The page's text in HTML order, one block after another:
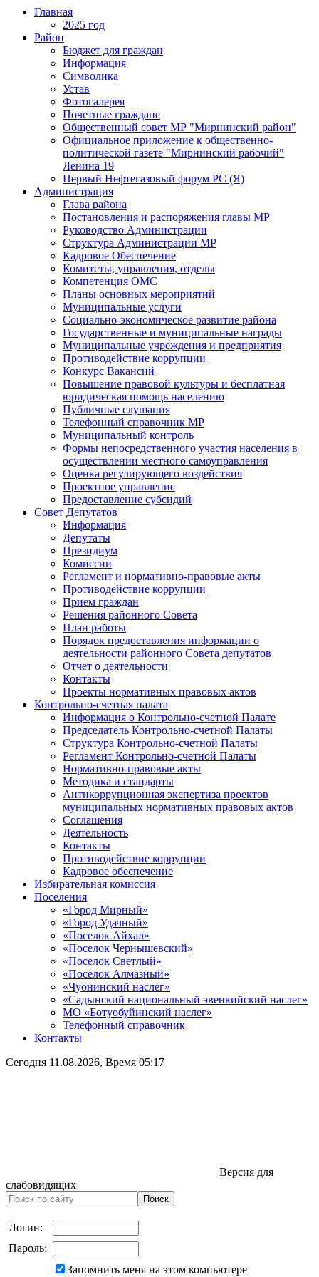
Главная
2025 год
Район
Бюджет для граждан
Информация
Символика
Устав
Фотогалерея
Почетные граждане
Общественный совет МР "Мирнинский район"
Официальное приложение к общественно-
политической газете "Мирнинский рабочий"
Ленина 19
Первый Нефтегазовый форум РС (Я)
Администрация
Глава района
Постановления и распоряжения главы МР
Руководство Администрации
Структура Администрации МР
Кадровое Обеспечение
Комитеты, управления, отделы
Компетенция ОМС
Планы основных мероприятий
Муниципальные услуги
Социально-экономическое развитие района
Государственные и муниципальные награды
Муниципальные учреждения и предприятия
Противодействие коррупции
Конкурс Вакансий
Повышение правовой культуры и бесплатная
юридическая помощь населению
Публичные слушания
Телефонный справочник МР
Муниципальный контроль
Формы непосредственного участия населения в
осуществлении местного самоуправления
Оценка регулирующего воздействия
Проектное управление
Предоставление субсидий
Совет Депутатов
Информация
Депутаты
Президиум
Комиссии
Регламент и нормативно-правовые акты
Противодействие коррупции
Прием граждан
Решения районного Совета
План работы
Порядок предоставления информации о
деятельности районного Совета депутатов
Отчет о деятельности
Контакты
Проекты нормативных правовых актов
Контрольно-счетная палата
Информация о Контрольно-счетной Палате
Председатель Контрольно-счетной Палаты
Структура Контрольно-счетной Палаты
Регламент Контрольно-счетной Палаты
Нормативно-правовые акты
Методика и стандарты
Антикоррупционная экспертиза проектов
муниципальных нормативных правовых актов
Соглашения
Деятельность
Контакты
Противодействие коррупции
Кадровое обеспечение
Избирательная комиссия
Поселения
«Город Мирный»
«Город Удачный»
«Поселок Айхал»
«Поселок Чернышевский»
«Поселок Светлый»
«Поселок Алмазный»
«Чуонинский наслег»
«Садынский национальный эвенкийский наслег»
МО «Ботуобуйинский наслег»
Телефонный справочник
Контакты
Сегодня 11.08.2026, Время 05:17
Версия для
слабовидящих
Логин:
Пароль:
Запомнить меня на этом компьютере